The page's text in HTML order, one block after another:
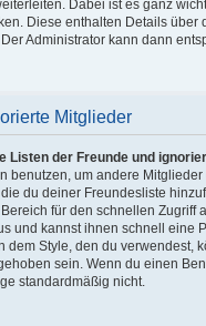
Dabei ist es ganz
Diese enthalten Details über
Administrator kann dann
Mitglieder
Listen der Freunde und
benutzen, um andere Mitglieder
du deiner Freundesliste
für den schnellen Zugriff
und kannst ihnen schnell eine
dem Style, den du verwendest,
sein. Wenn du einen
standardmäßig nicht.